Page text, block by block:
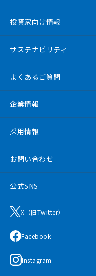
投資家向け情報
サステナビリティ
よくあるご質問
企業情報
採用情報
お問い合わせ
公式SNS
X（旧Twitter）
Facebook
Instagram